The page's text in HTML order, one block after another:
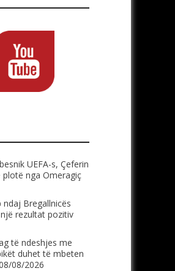
UEFA-s, Çeferin
plotë nga Omeragiç
ndaj Bregallnicës
rezultat pozitiv
të ndeshjes me
duhet të mbeten
08/2026